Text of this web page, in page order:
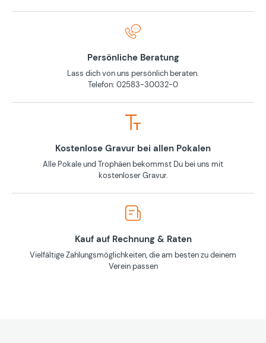
Persönliche Beratung
Lass dich von uns persönlich beraten.
Telefon: 02583-30032-0
Kostenlose Gravur bei allen Pokalen
Alle Pokale und Trophäen bekommst Du bei uns mit
kostenloser Gravur.
Kauf auf Rechnung & Raten
Vielfältige Zahlungsmöglichkeiten, die am besten zu deinem
Verein passen